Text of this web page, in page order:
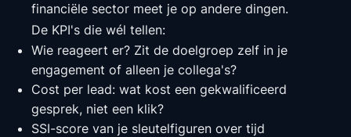
financiële sector meet je op andere dingen.
De KPI's die wél tellen:
Wie reageert er? Zit de doelgroep zelf in je
engagement of alleen je collega's?
Cost per lead: wat kost een gekwalificeerd
gesprek, niet een klik?
SSI-score van je sleutelfiguren over tijd